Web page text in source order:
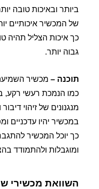
ביותר ובאיכות טובה
של המכשיר איכותיים
כך איכות הצליל תהיה
גבוה יותר.
תוכנה – מכשיר
כמו הנמכת רעשי רקע,
מנגנונים של זיהוי
במכשיר יהיו עדכניים
כך יוכל המכשיר
ומוגבלות ולהתמודד
השוואת מכשירי